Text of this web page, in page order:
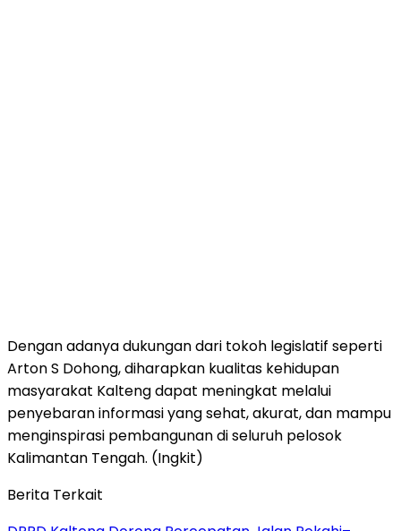
Dengan adanya dukungan dari tokoh legislatif seperti
Arton S Dohong, diharapkan kualitas kehidupan
masyarakat Kalteng dapat meningkat melalui
penyebaran informasi yang sehat, akurat, dan mampu
menginspirasi pembangunan di seluruh pelosok
Kalimantan Tengah. (Ingkit)
Berita Terkait